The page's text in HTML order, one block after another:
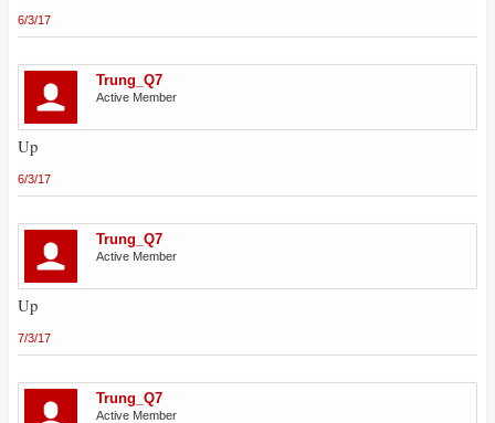
6/3/17
Trung_Q7
Active Member
Up
6/3/17
Trung_Q7
Active Member
Up
7/3/17
Trung_Q7
Active Member